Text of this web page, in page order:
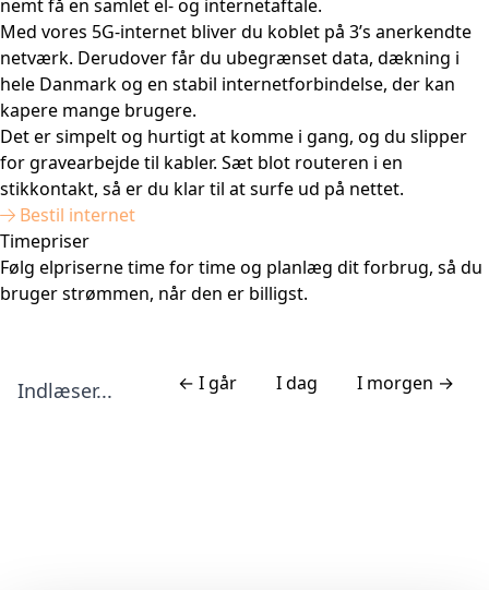
nemt få en samlet el- og internetaftale.
Med vores 5G-internet bliver du koblet på 3’s anerkendte
netværk. Derudover får du ubegrænset data, dækning i
hele Danmark og en stabil internetforbindelse, der kan
kapere mange brugere.
Det er simpelt og hurtigt at komme i gang, og du slipper
for gravearbejde til kabler. Sæt blot routeren i en
stikkontakt, så er du klar til at surfe ud på nettet.
Bestil internet
Timepriser
Følg elpriserne time for time og planlæg dit forbrug, så du
bruger strømmen, når den er billigst.
Indlæser... ← I går I dag I morgen →